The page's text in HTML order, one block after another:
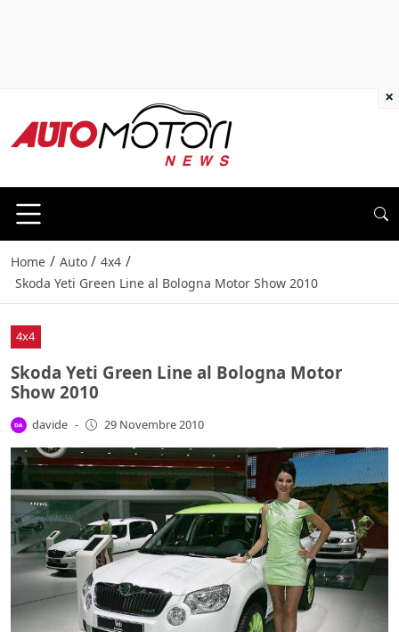
Home / Auto / 4x4 /
Skoda Yeti Green Line al Bologna Motor Show 2010
4x4
Skoda Yeti Green Line al Bologna Motor
Show 2010
davide - 29 Novembre 2010
×